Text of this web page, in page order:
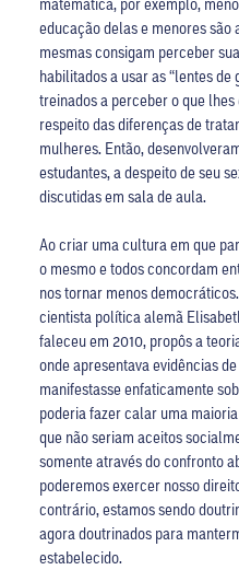
educação delas e menores são
mesmas consigam perceber
habilitados a usar as “lentes de
treinados a perceber o que
respeito das diferenças de
mulheres. Então,
estudantes, a despeito de seu
discutidas em sala de aula.
Ao criar uma cultura em que
o mesmo e todos concordam
nos tornar menos
cientista política alemã
faleceu em 2010, propôs a
onde apresentava evidências
manifestasse enfaticamente
poderia fazer calar uma
que não seriam aceitos
somente através do confronto
poderemos exercer nosso
contrário, estamos sendo
agora doutrinados para
estabelecido.